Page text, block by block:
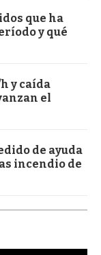
que ha
y qué
y caída
el
de ayuda
incendio de